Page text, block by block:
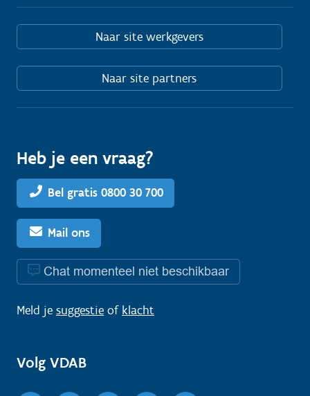
Naar site werkgevers
Naar site partners
Heb je een vraag?
Bel gratis 0800 30 700
Mail ons
Chat momenteel niet beschikbaar
Meld je suggestie of klacht
Volg VDAB